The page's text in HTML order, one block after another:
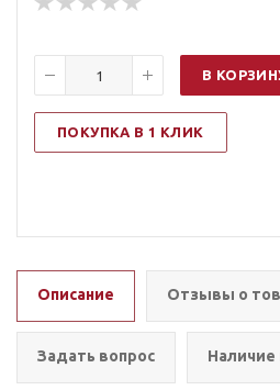
В
ПОКУПКА В 1 КЛИК
Описание Отзывы о
Задать вопрос Наличие